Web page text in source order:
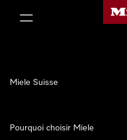
Page
Miele Suisse
Pourquoi choisir Miele